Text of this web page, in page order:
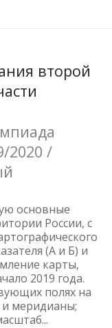
второй
2020 /
основные
России, с
(А и Б) и
карты,
2019 года.
полях на
меридианы;